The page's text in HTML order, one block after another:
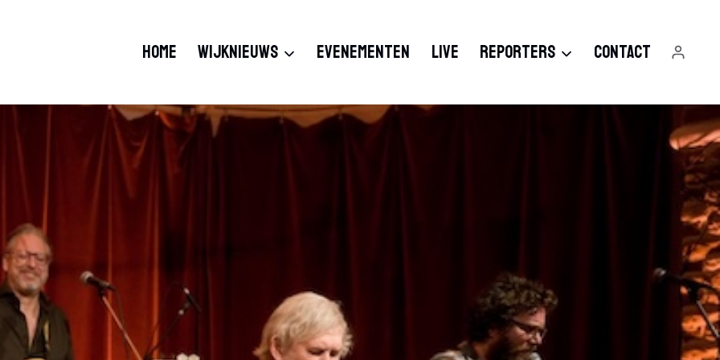
HOME WIJKNIEUWS EVENEMENTEN LIVE REPORTERS CONTACT